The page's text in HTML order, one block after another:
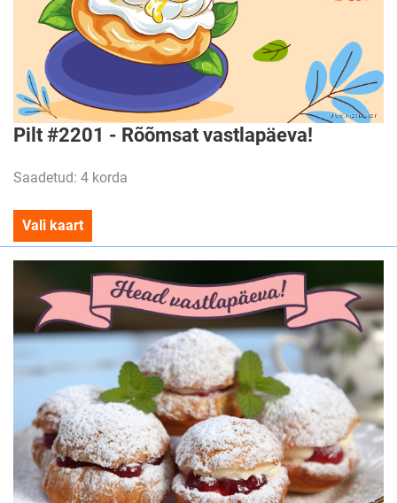
Pilt #2201 - Rõõmsat vastlapäeva!
Saadetud: 4 korda
Vali kaart